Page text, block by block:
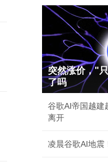
突然涨价，"
了吗
谷歌AI帝国越建
离开
凌晨谷歌AI地震